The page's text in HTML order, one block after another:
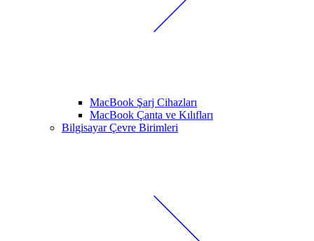
MacBook Şarj Cihazları
MacBook Çanta ve Kılıfları
Bilgisayar Çevre Birimleri